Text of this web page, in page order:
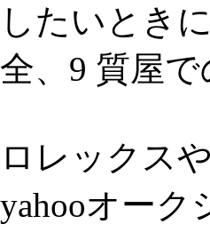
したいとき
全、9 質屋
ロレックス
yahooオーク